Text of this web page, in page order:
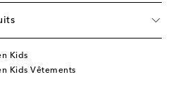
Kids
Kids Vêtements